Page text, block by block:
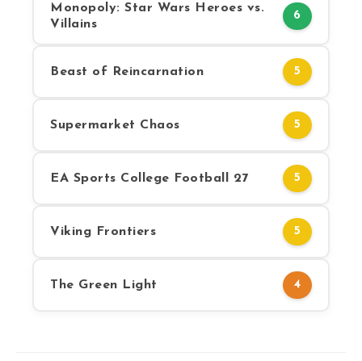
Monopoly: Star Wars Heroes vs.
Villains
6
Beast of Reincarnation 5
Supermarket Chaos 5
EA Sports College Football 27 5
Viking Frontiers 5
The Green Light 4